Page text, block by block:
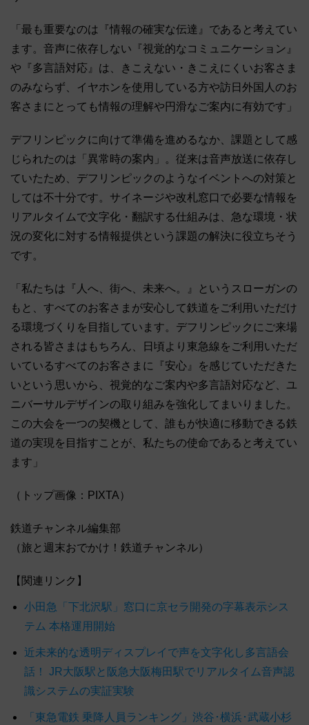
「最も重要なのは『情報の確実な伝達』であると考えてい
ます。音声に依存しない『視覚的なコミュニケーション』
や『多言語対応』は、きこえない・きこえにくいお客さま
のみならず、イヤホンを使用している方や訪日外国人のお
客さまにとっても情報の理解や円滑なご案内に有効です」
デフリンピックに向けて準備を進めるなか、課題として感
じられたのは「異常時の案内」。従来は音声放送に依存し
ていたため、デフリンピックのようなイベントへの対策と
しては不十分です。サイネージや改札窓口で必要な情報を
リアルタイムで文字化・翻訳する仕組みは、急な環境・状
況の変化に対する情報提供という課題の解決に役立ちそう
です。
「私たちは『人へ、街へ、未来へ。』というスローガンの
もと、すべてのお客さまが安心して鉄道をご利用いただけ
る環境づくりを目指しています。デフリンピックにご来場
される皆さまはもちろん、日頃より東急線をご利用いただ
いているすべてのお客さまに『安心』を感じていただきた
いという思いから、視覚的なご案内や多言語対応など、ユ
ニバーサルデザインの取り組みを強化してまいりました。
この大会を一つの契機として、誰もが快適に移動できる鉄
道の実現を目指すことが、私たちの使命であると考えてい
ます」
（トップ画像：PIXTA）
鉄道チャンネル編集部
（旅と週末おでかけ！鉄道チャンネル）
【関連リンク】
小田急「下北沢駅」窓口に京セラ開発の字幕表示シス
テム 本格運用開始
近未来的な透明ディスプレイで声を文字化し多言語会
話！ JR大阪駅と阪急大阪梅田駅でリアルタイム音声認
識システムの実証実験
「東急電鉄 乗降人員ランキング」渋谷･横浜･武蔵小杉